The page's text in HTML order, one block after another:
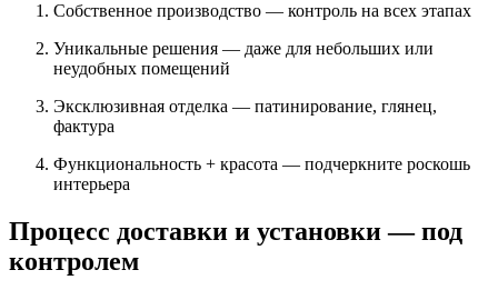
Собственное производство — контроль на всех этапах
Уникальные решения — даже для небольших или
неудобных помещений
Эксклюзивная отделка — патинирование, глянец,
фактура
Функциональность + красота — подчеркните роскошь
интерьера
Процесс доставки и установки — под
контролем